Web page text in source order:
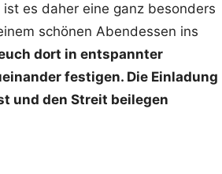
es daher eine ganz besonders
schönen Abendessen ins
dort in entspannter
festigen. Die Einladung
und den Streit beilegen